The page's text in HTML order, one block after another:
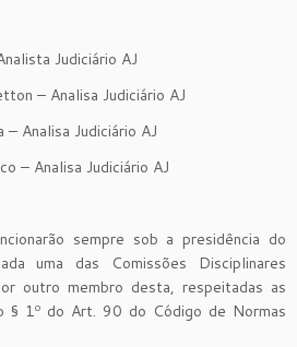
Judiciário AJ
– Analisa Judiciário AJ
Analisa Judiciário AJ
– Analisa Judiciário AJ
sempre sob a presidência do
uma das Comissões Disciplinares
outro membro desta, respeitadas as
§ 1º do Art. 90 do Código de Normas